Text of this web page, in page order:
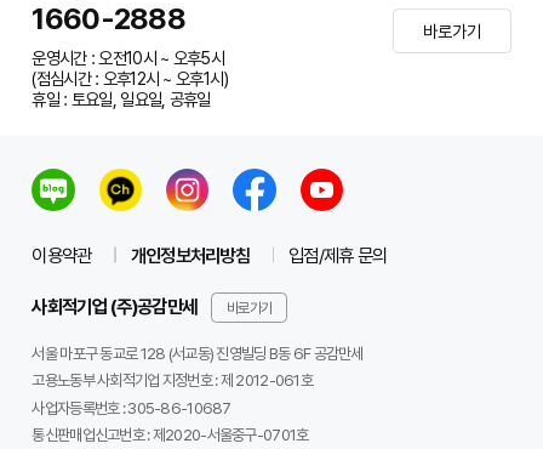
1660-2888
운영시간 : 오전10시 ~ 오후5시
(점심시간 : 오후12시 ~ 오후1시)
휴일 : 토요일, 일요일, 공휴일
바로가기
이용약관 개인정보처리방침 입점/제휴 문의
사회적기업 (주)공감만세 바로가기
서울 마포구 동교로 128 (서교동) 진영빌딩 B동 6F 공감만세
고용노동부 사회적기업 지정번호 : 제 2012-061호
사업자등록번호 :305-86-10687
통신판매업신고번호 :제2020-서울중구-0701호